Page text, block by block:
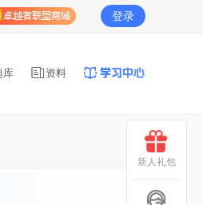
登录
库 资料
新人礼包